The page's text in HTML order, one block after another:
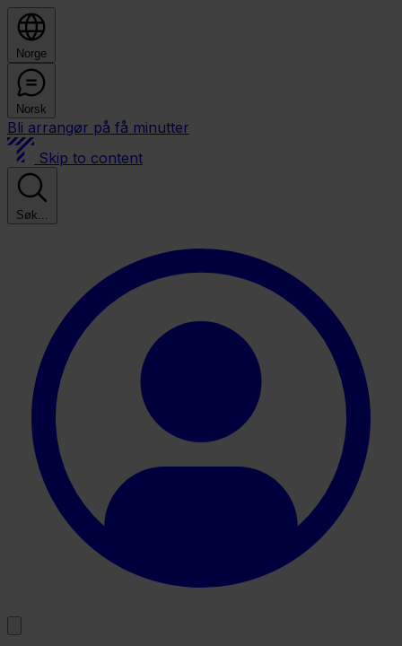
Norge
Norsk
Bli arrangør på få minutter
Skip to content
Søk...